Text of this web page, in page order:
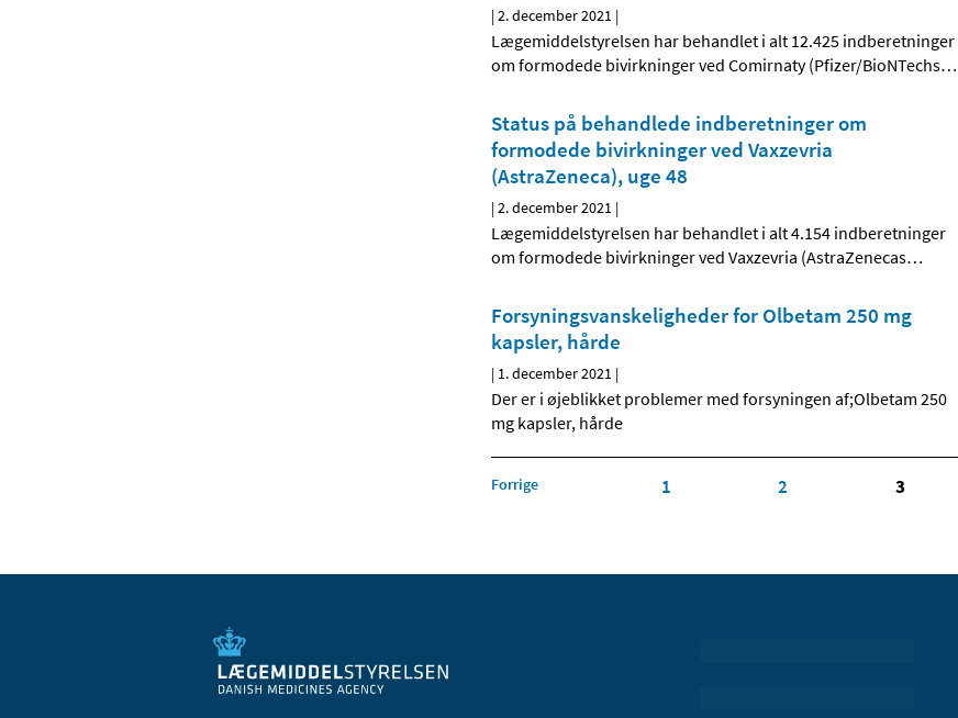
|2. december 2021 |
Lægemiddelstyrelsen har behandlet i alt 12.425 indberetninger
om formodede bivirkninger ved Comirnaty (Pfizer/BioNTechs…
Status på behandlede indberetninger om
formodede bivirkninger ved Vaxzevria
(AstraZeneca), uge 48
|2. december 2021 |
Lægemiddelstyrelsen har behandlet i alt 4.154 indberetninger
om formodede bivirkninger ved Vaxzevria (AstraZenecas…
Forsyningsvanskeligheder for Olbetam 250 mg
kapsler, hårde
| 1. december 2021 |
Der er i øjeblikket problemer med forsyningen af;Olbetam 250
mg kapsler, hårde
Forrige 1 2 3